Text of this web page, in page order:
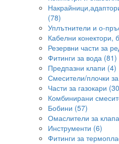
(78)
Уплътнители и о-
Кабелни конектори,
Резервни части за
Фитинги за вода (81)
Предпазни клапи (4)
Смесители/плочки
Части за газокари
Комбинирани
Бобини (57)
Омаслители за
Инструменти (6)
Фитинги за